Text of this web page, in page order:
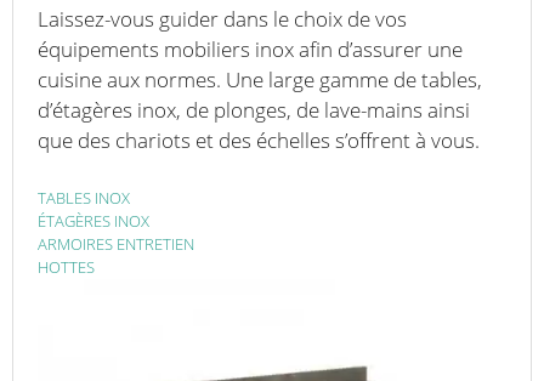
Laissez-vous guider dans le choix de vos
équipements mobiliers inox afin d’assurer une
cuisine aux normes. Une large gamme de tables,
d’étagères inox, de plonges, de lave-mains ainsi
que des chariots et des échelles s’offrent à vous.
TABLES INOX
ÉTAGÈRES INOX
ARMOIRES ENTRETIEN
HOTTES